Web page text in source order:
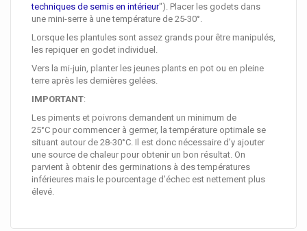
techniques de semis en intérieur"). Placer les godets dans
une mini-serre à une température de 25-30°.
Lorsque les plantules sont assez grands pour être manipulés,
les repiquer en godet individuel.
Vers la mi-juin, planter les jeunes plants en pot ou en pleine
terre après les dernières gelées.
IMPORTANT:
Les piments et poivrons demandent un minimum de
25°C pour commencer à germer, la température optimale se
situant autour de 28-30°C. Il est donc nécessaire d’y ajouter
une source de chaleur pour obtenir un bon résultat. On
parvient à obtenir des germinations à des températures
inférieures mais le pourcentage d’échec est nettement plus
élevé.